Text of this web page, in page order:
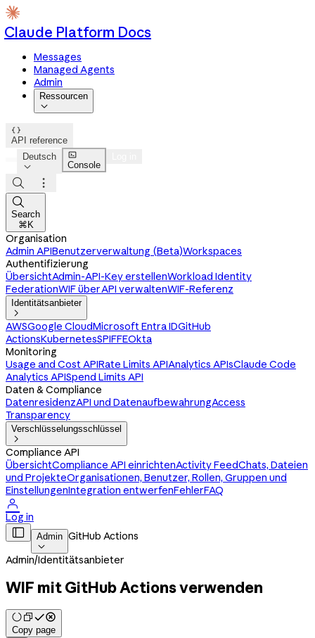
Claude Platform Docs
Messages
Managed Agents
Admin
Ressourcen


API reference
Deutsch


Console



Search
⌘K
Organisation
Admin APIBenutzerverwaltung (Beta)Workspaces
Authentifizierung
ÜbersichtAdmin-API-Key erstellenWorkload Identity
FederationWIF über API verwaltenWIF-Referenz
Identitätsanbieter

AWSGoogle CloudMicrosoft Entra IDGitHub
ActionsKubernetesSPIFFEOkta
Monitoring
Usage and Cost APIRate Limits APIAnalytics APIsClaude Code
Analytics APISpend Limits API
Daten & Compliance
DatenresidenzAPI und DatenaufbewahrungAccess
Transparency
Verschlüsselungsschlüssel

Compliance API
ÜbersichtCompliance API einrichtenActivity FeedChats, Dateien
und ProjekteOrganisationen, Benutzer, Rollen, Gruppen und
EinstellungenIntegration entwerfenFehlerFAQ

Log in
 Admin

GitHub Actions
Admin/Identitätsanbieter
WIF mit GitHub Actions verwenden
Copy page